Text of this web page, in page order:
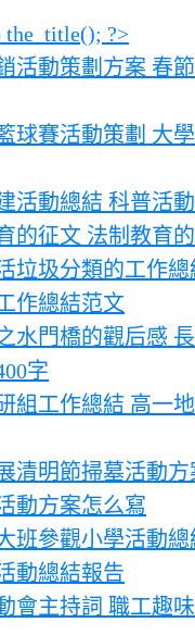
活動策劃方案 春
球賽活動策劃 大
活動總結 科普活
的征文 法制教育
垃圾分類的工作
作總結范文
水門橋的觀后感
字
組工作總結 高一
清明節掃墓活動方
動方案怎么寫
班參觀小學活動
動總結報告
會主持詞 職工趣